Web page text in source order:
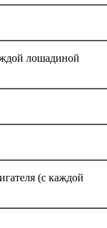
лошадиной
(с каждой